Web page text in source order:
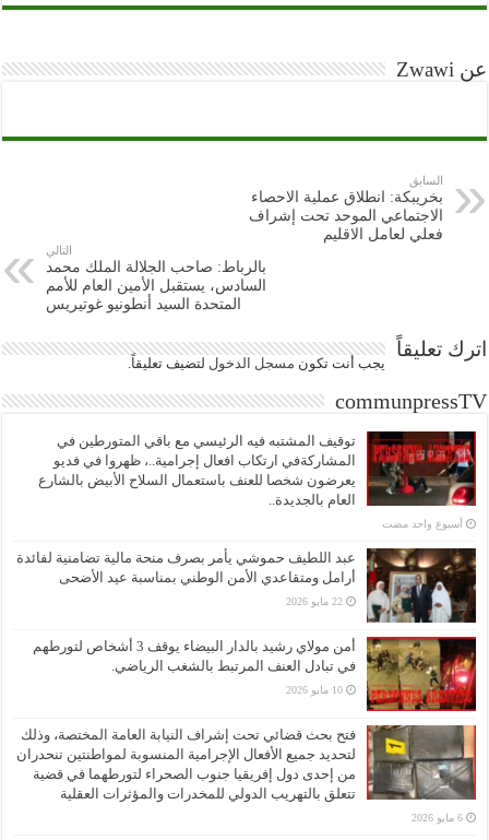
عن Zwawi
السابق
بخريبكة: انطلاق عملية الاحصاء
الاجتماعي الموحد تحت إشراف
فعلي لعامل الاقليم
التالي
بالرباط: صاحب الجلالة الملك محمد
السادس، يستقبل الأمين العام للأمم
المتحدة السيد أنطونيو غوتيريس
اترك تعليقاً
يجب أنت تكون مسجل الدخول لتضيف تعليقاً.
communpressTV
توقيف المشتبه فيه الرئيسي مع باقي المتورطين في
المشاركةفي ارتكاب افعال إجرامية..، ظهروا في فديو
يعرضون شخصا للعنف باستعمال السلاح الأبيض بالشارع
العام بالجديدة..
‏أسبوع واحد مضت
عبد اللطيف حموشي يأمر بصرف منحة مالية تضامنية لفائدة
أرامل ومتقاعدي الأمن الوطني بمناسبة عيد الأضحى
22 مايو 2026
أمن مولاي رشيد بالدار البيضاء يوقف 3 أشخاص لتورطهم
في تبادل العنف المرتبط بالشغب الرياضي.
10 مايو 2026
فتح بحث قضائي تحت إشراف النيابة العامة المختصة، وذلك
لتحديد جميع الأفعال الإجرامية المنسوبة لمواطنتين تنحدران
من إحدى دول إفريقيا جنوب الصحراء لتورطهما في قضية
تتعلق بالتهريب الدولي للمخدرات والمؤثرات العقلية
6 مايو 2026